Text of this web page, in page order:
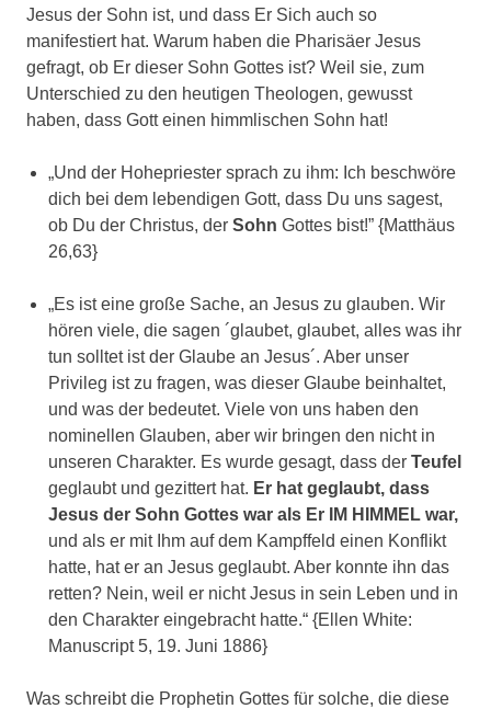
Jesus der Sohn ist, und dass Er Sich auch so
manifestiert hat. Warum haben die Pharisäer Jesus
gefragt, ob Er dieser Sohn Gottes ist? Weil sie, zum
Unterschied zu den heutigen Theologen, gewusst
haben, dass Gott einen himmlischen Sohn hat!
„Und der Hohepriester sprach zu ihm: Ich beschwöre
dich bei dem lebendigen Gott, dass Du uns sagest,
ob Du der Christus, der Sohn Gottes bist!” {Matthäus
26,63}
„Es ist eine große Sache, an Jesus zu glauben. Wir
hören viele, die sagen ´glaubet, glaubet, alles was ihr
tun solltet ist der Glaube an Jesus´. Aber unser
Privileg ist zu fragen, was dieser Glaube beinhaltet,
und was der bedeutet. Viele von uns haben den
nominellen Glauben, aber wir bringen den nicht in
unseren Charakter. Es wurde gesagt, dass der Teufel
geglaubt und gezittert hat. Er hat geglaubt, dass
Jesus der Sohn Gottes war als Er IM HIMMEL war,
und als er mit Ihm auf dem Kampffeld einen Konflikt
hatte, hat er an Jesus geglaubt. Aber konnte ihn das
retten? Nein, weil er nicht Jesus in sein Leben und in
den Charakter eingebracht hatte.“ {Ellen White:
Manuscript 5, 19. Juni 1886}
Was schreibt die Prophetin Gottes für solche, die diese